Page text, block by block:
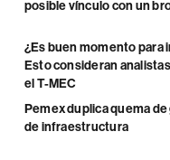
posible vínculo con un
¿Es buen momento para
Esto consideran
el T-MEC
Pemex duplica quema
de infraestructura